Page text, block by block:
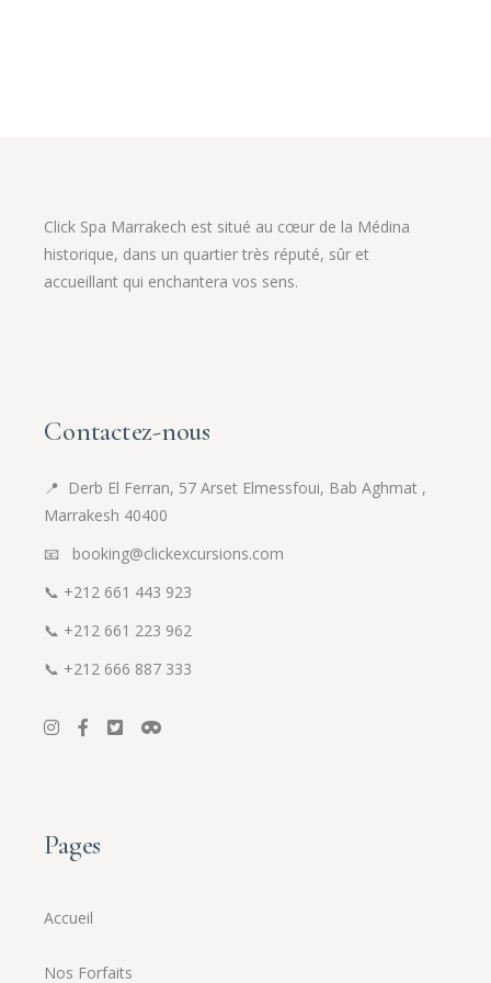
Click Spa Marrakech est situé au cœur de la Médina
historique, dans un quartier très réputé, sûr et
accueillant qui enchantera vos sens.
Contactez-nous
📍 Derb El Ferran, 57 Arset Elmessfoui, Bab Aghmat ,
Marrakesh 40400
📧 booking@clickexcursions.com
📞 +212 661 443 923
📞 +212 661 223 962
📞 +212 666 887 333
Pages
Accueil
Nos Forfaits